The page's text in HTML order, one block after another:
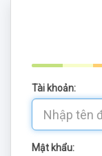
Tài khoản:
Mật khẩu: